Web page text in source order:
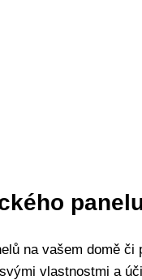
na vašem domě či
vlastnostmi a